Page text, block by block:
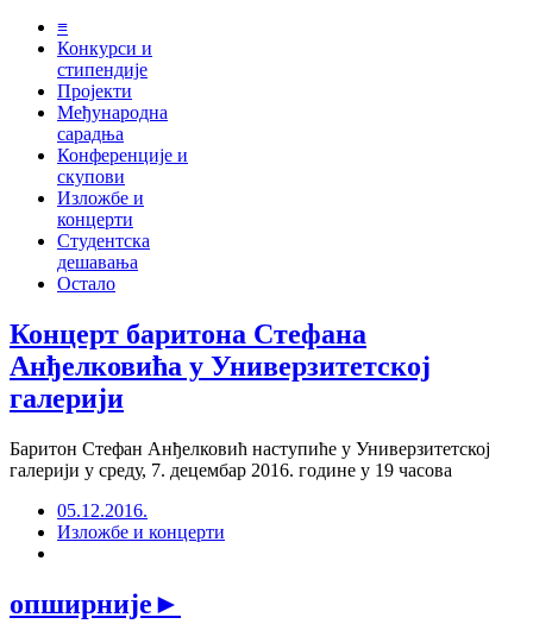
≡
Конкурси и
стипендије
Пројекти
Међународна
сарадња
Конференције и
скупови
Изложбе и
концерти
Студентска
дешавања
Остало
Концерт баритона Стефана
Анђелковића у Универзитетској
галерији
Баритон Стефан Анђелковић наступиће у Универзитетској
галерији у среду, 7. децембар 2016. године у 19 часова
05.12.2016.
Изложбе и концерти
опширније►